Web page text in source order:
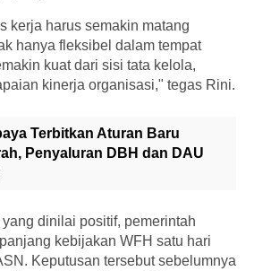
kerja harus semakin matang
hanya fleksibel dalam tempat
kuat dari sisi tata kelola,
kinerja organisasi," tegas Rini.
Terbitkan Aturan Baru
Penyaluran DBH dan DAU
dinilai positif, pemerintah
kebijakan WFH satu hari
Keputusan tersebut sebelumnya